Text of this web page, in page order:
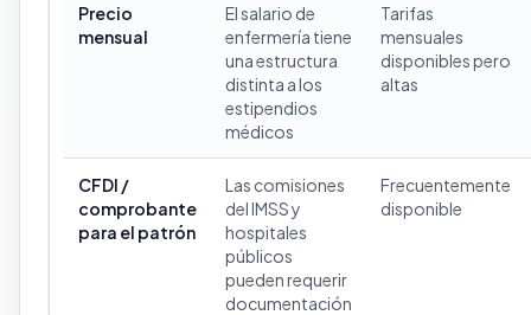
Precio
mensual
El salario de
enfermería tiene
una estructura
distinta a los
estipendios
médicos
Tarifas
mensuales
disponibles pero
altas
CFDI /
comprobante
para el patrón
Las comisiones
del IMSS y
hospitales
públicos
pueden requerir
documentación
Frecuentemente
disponible